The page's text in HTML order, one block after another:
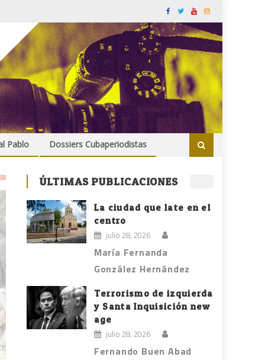
Pablo Dossiers Cubaperiodistas
ÚLTIMAS PUBLICACIONES
La ciudad que late en el
centro
julio 28, 2026
María Fernanda
González Hernández
Terrorismo de izquierda
y Santa Inquisición new
age
julio 28, 2026
Fernando Buen Abad